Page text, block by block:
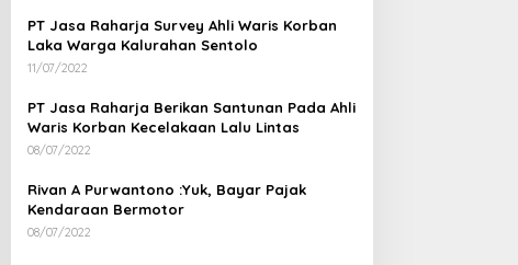
PT Jasa Raharja Survey Ahli Waris Korban
Laka Warga Kalurahan Sentolo
11/07/2022
PT Jasa Raharja Berikan Santunan Pada Ahli
Waris Korban Kecelakaan Lalu Lintas
08/07/2022
Rivan A Purwantono :Yuk, Bayar Pajak
Kendaraan Bermotor
08/07/2022